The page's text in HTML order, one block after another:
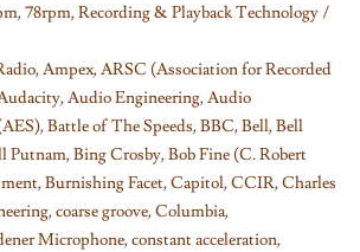
,78rpm,Recording & Playback Technology /
,Ampex,ARSC (Association for Recorded
,Audio Engineering,Audio
,Battle of The Speeds,BBC,Bell,Bell
Putnam,Bing Crosby,Bob Fine (C. Robert
,Burnishing Facet,Capitol,CCIR,Charles
,coarse groove,Columbia,
Microphone,constant acceleration,